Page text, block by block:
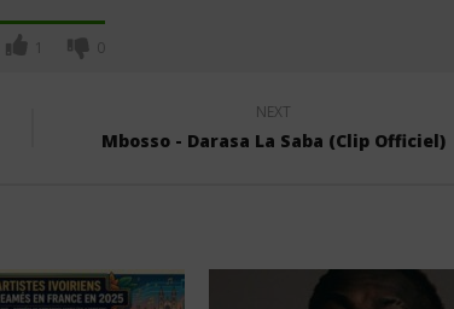
1 0
NEXT
Mbosso - Darasa La Saba (Clip Officiel)